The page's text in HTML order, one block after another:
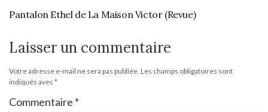
Pantalon Ethel de La Maison Victor (Revue)
Laisser un commentaire
Votre adresse e-mail ne sera pas publiée. Les champs obligatoires sont
indiqués avec*
Commentaire *